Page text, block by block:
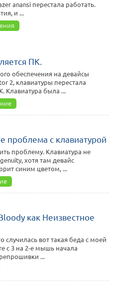
anansi перестала работать.
и ...
ПК.
обеспечения на девайсы
2, клавиатуры перестала
Клавиатура была ...
проблема с клавиатурой
проблему. Клавиатура не
хотя там девайс
синим цветом, ...
как Неизвестное
случилась вот такая беда с моей
с 3 на 2-е мышь начала
...